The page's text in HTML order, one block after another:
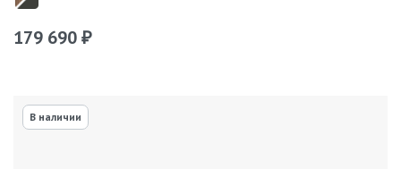
179 690 ₽
В наличии